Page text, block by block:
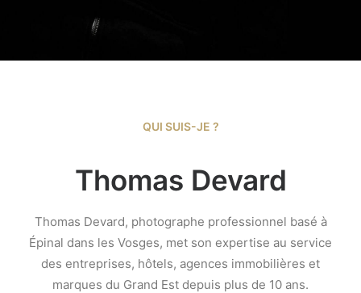
QUI SUIS-JE ?
Thomas Devard
Thomas Devard, photographe professionnel basé à
Épinal dans les Vosges, met son expertise au service
des entreprises, hôtels, agences immobilières et
marques du Grand Est depuis plus de 10 ans.